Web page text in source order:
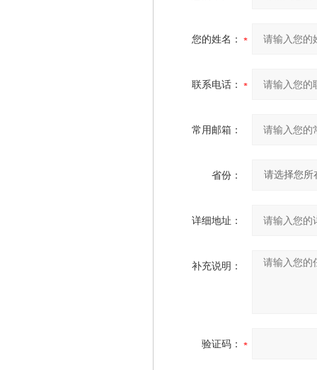
您的姓名：
联系电话：
常用邮箱：
省份：
详细地址：
补充说明：
验证码：